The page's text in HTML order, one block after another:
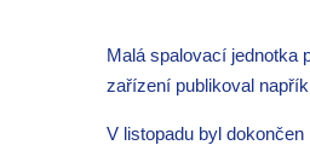
Malá spalovací jednotka
zařízení publikoval
V listopadu byl